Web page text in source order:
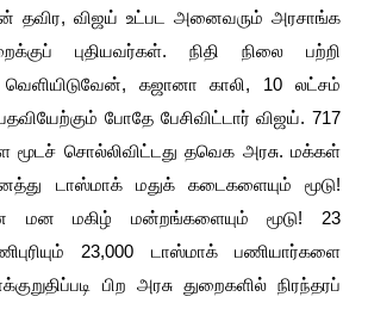
தவிர, விஜய் உட்பட அனைவரும் அரசாங்க
புதியவர்கள். நிதி நிலை பற்றி
கஜானா காலி, 10 லட்சம்
போதே பேசிவிட்டார் விஜய். 717
சொல்லிவிட்டது தவெக அரசு. மக்கள்
டாஸ்மாக் மதுக் கடைகளையும் மூடு!
மன மகிழ் மன்றங்களையும் மூடு! 23
23,000 டாஸ்மாக் பணியார்களை
பிற அரசு துறைகளில் நிரந்தரப்